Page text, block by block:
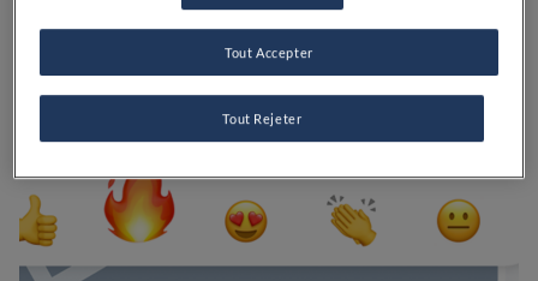
Tout Rejeter
Tout Accepter